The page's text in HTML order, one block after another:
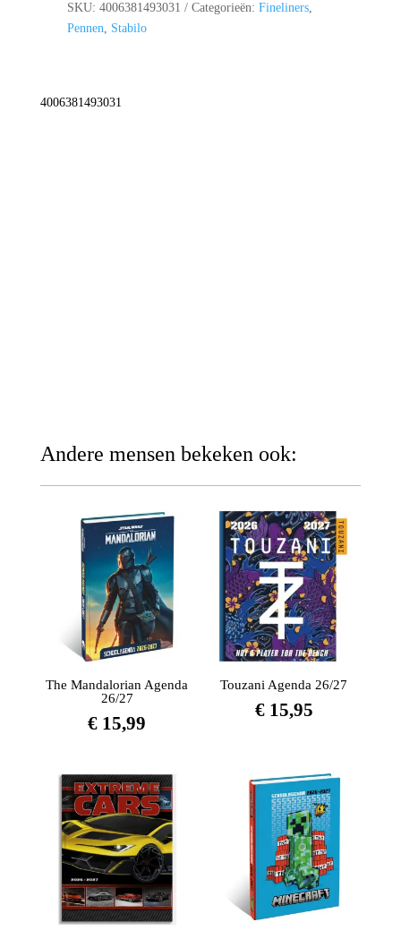
aantal
SKU: 4006381493031 Categorieën: Fineliners,
Pennen, Stabilo
4006381493031
Andere mensen bekeken ook:
The Mandalorian Agenda
26/27
€ 15,99
Touzani Agenda 26/27
€15,95